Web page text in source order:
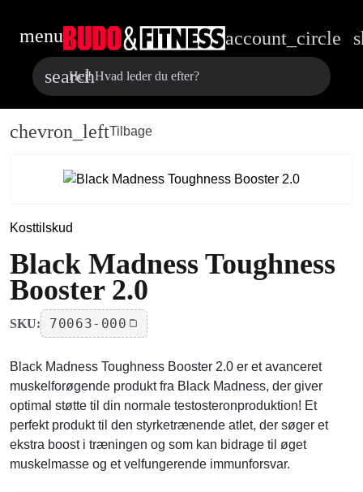
menu account_circle
search
chevron_leftTilbage
Kosttilskud
Black Madness Toughness
Booster 2.0
SKU: 70063-000
Black Madness Toughness Booster 2.0 er et avanceret
muskelforøgende produkt fra Black Madness, der giver
optimal støtte til din normale testosteronproduktion! Et
perfekt produkt til den styrketrænende atlet, der søger et
ekstra boost i træningen og som kan bidrage til øget
muskelmasse og et velfungerende immunforsvar.